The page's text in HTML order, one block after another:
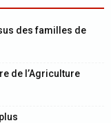
des familles de
de l’Agriculture